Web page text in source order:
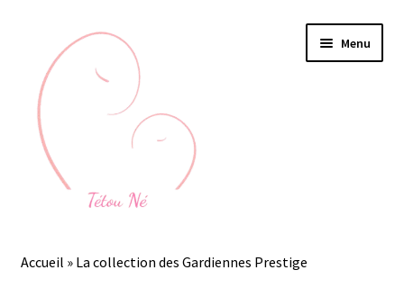
navigation
contenu
Menu
Accueil » La collection des Gardiennes Prestige